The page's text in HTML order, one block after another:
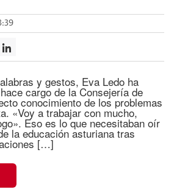
y gestos, Eva Ledo ha
cargo de la Consejería de
conocimiento de los problemas
«Voy a trabajar con mucho,
Eso es lo que necesitaban oír
la educación asturiana tras
[…]